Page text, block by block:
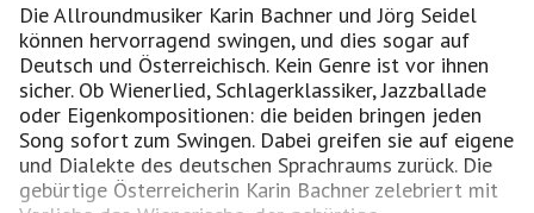
Die Allroundmusiker Karin Bachner und Jörg Seidel
können hervorragend swingen, und dies sogar auf
Deutsch und Österreichisch. Kein Genre ist vor ihnen
sicher. Ob Wienerlied, Schlagerklassiker, Jazzballade
oder Eigenkompositionen: die beiden bringen jeden
Song sofort zum Swingen. Dabei greifen sie auf eigene
und Dialekte des deutschen Sprachraums zurück. Die
gebürtige Österreicherin Karin Bachner zelebriert mit